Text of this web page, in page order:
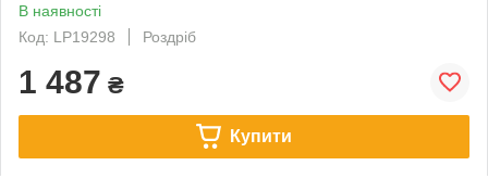
В наявності
Код: LP19298
Роздріб
1 487 ₴
Купити